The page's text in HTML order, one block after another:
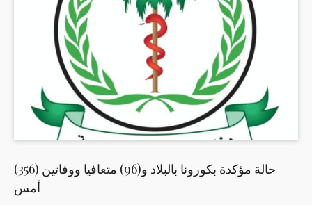
(356) حالة مؤكدة بكورونا بالبلاد و(96) متعافيا ووفاتين
أمس